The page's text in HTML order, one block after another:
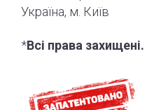
Україна, м. Київ
*Всі права захищені.